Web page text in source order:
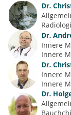
Dr.
Dr.
Innere
Innere
Dr.
Innere
Innere
Dr.